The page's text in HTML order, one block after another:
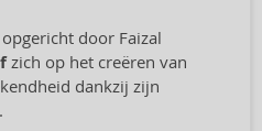
door Faizal
zich op het creëren van
dankzij zijn